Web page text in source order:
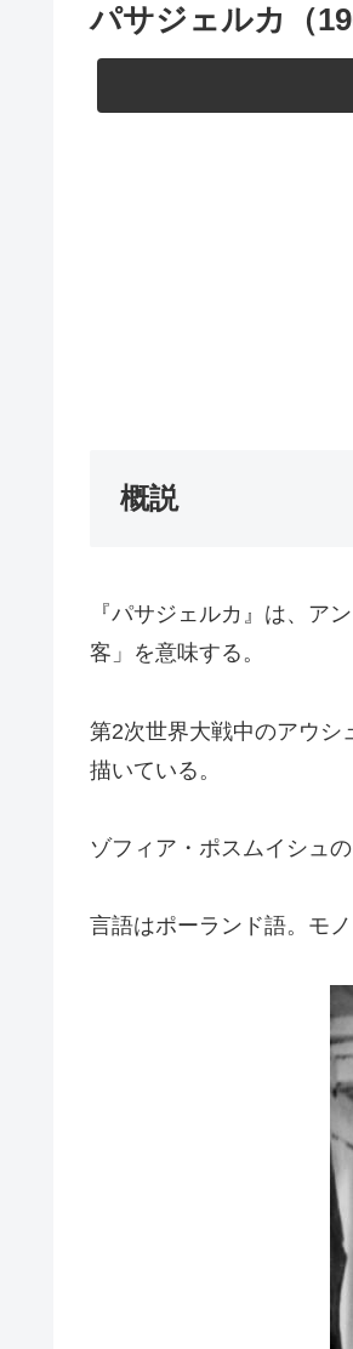
パサジェルカ（
概説
『パサジェルカ』は、ア
客」を意味する。
第2次世界大戦中のアウシ
描いている。
ゾフィア・ポスムイシュ
言語はポーランド語。モノ